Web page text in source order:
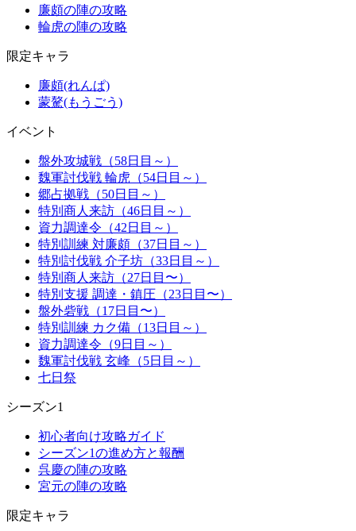
廉頗の陣の攻略
輪虎の陣の攻略
限定キャラ
廉頗(れんぱ)
蒙驁(もうごう)
イベント
盤外攻城戦（58日目～）
魏軍討伐戦 輪虎（54日目～）
郷占拠戦（50日目～）
特別商人来訪（46日目～）
資力調達令（42日目～）
特別訓練 対廉頗（37日目～）
特別討伐戦 介子坊（33日目～）
特別商人来訪（27日目〜）
特別支援 調達・鎮圧（23日目〜）
盤外砦戦（17日目〜）
特別訓練 カク備（13日目～）
資力調達令（9日目～）
魏軍討伐戦 玄峰（5日目～）
七日祭
シーズン1
初心者向け攻略ガイド
シーズン1の進め方と報酬
呉慶の陣の攻略
宮元の陣の攻略
限定キャラ